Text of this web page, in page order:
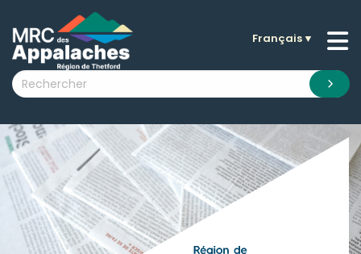
submenu (La MRC )
submenu (Citoyens )
submenu (Visiteurs )
submenu (Nouvelles )
submenu (Documentation )
Français▼